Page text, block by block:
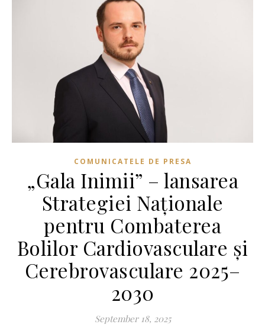
COMUNICATELE DE PRESA
„Gala Inimii” – lansarea
Strategiei Naționale
pentru Combaterea
Bolilor Cardiovasculare și
Cerebrovasculare 2025–
2030
September 18, 2025